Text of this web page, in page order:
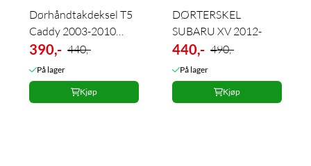
Dørhåndtakdeksel T5
Caddy 2003-2010
bakdør singel
390,- 440,-
På lager
Kjøp
DØRTERSKEL
SUBARU XV 2012-
440,- 490,-
På lager
Kjøp